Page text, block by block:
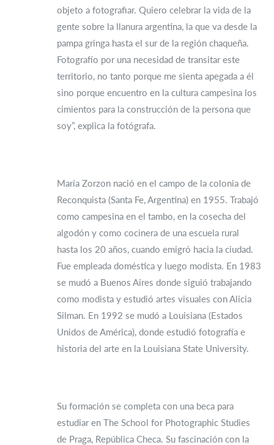
objeto a fotografiar. Quiero celebrar la vida de la
gente sobre la llanura argentina, la que va desde la
pampa gringa hasta el sur de la región chaqueña.
Fotografío por una necesidad de transitar este
territorio, no tanto porque me sienta apegada a él
sino porque encuentro en la cultura campesina los
cimientos para la construcción de la persona que
soy”, explica la fotógrafa.
María Zorzon nació en el campo de la colonia de
Reconquista (Santa Fe, Argentina) en 1955. Trabajó
como campesina en el tambo, en la cosecha del
algodón y como cocinera de una escuela rural
hasta los 20 años, cuando emigró hacia la ciudad.
Fue empleada doméstica y luego modista. En 1983
se mudó a Buenos Aires donde siguió trabajando
como modista y estudió artes visuales con Alicia
Silman. En 1992 se mudó a Louisiana (Estados
Unidos de América), donde estudió fotografía e
historia del arte en la Louisiana State University.
Su formación se completa con una beca para
estudiar en The School for Photographic Studies
de Praga, República Checa. Su fascinación con la